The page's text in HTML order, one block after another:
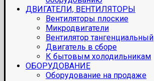
ДВИГАТЕЛИ, ВЕНТИЛЯТОРЫ
Вентиляторы плоские
Микродвигатели
Вентилятор тангенциальный
Двигатель в сборе
К бытовым холодильникам
ОБОРУДОВАНИЕ
Оборудование на продаже